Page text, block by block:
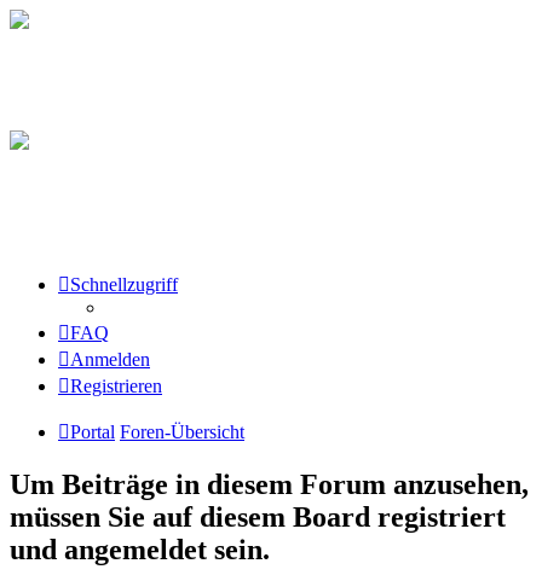
Schnellzugriff
FAQ
Anmelden
Registrieren
Portal Foren-Übersicht
Um Beiträge in diesem Forum anzusehen,
müssen Sie auf diesem Board registriert
und angemeldet sein.